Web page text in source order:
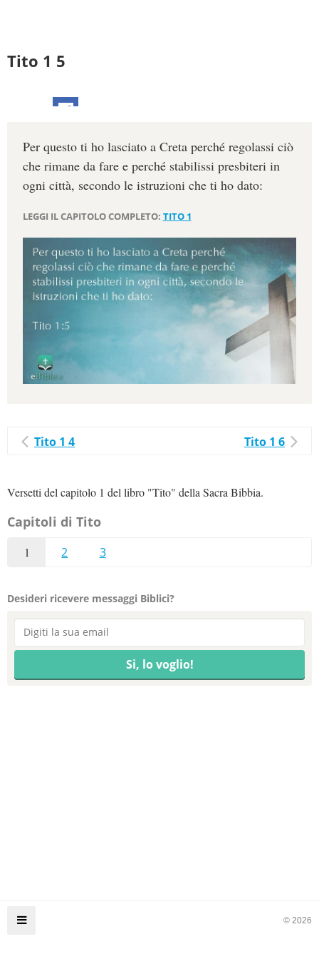
Tito 1 5
Per questo ti ho lasciato a Creta perché regolassi ciò
che rimane da fare e perché stabilissi presbiteri in
ogni città, secondo le istruzioni che ti ho dato:
LEGGI IL CAPITOLO COMPLETO: TITO 1
Tito 1 4 Tito 1 6
Versetti del capitolo 1 del libro "Tito" della Sacra Bibbia.
Capitoli di Tito
1 2 3
Desideri ricevere messaggi Biblici?
© 2026